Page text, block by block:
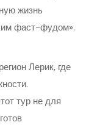
жизнь
фаст-фудом».
Лерик, где
тур не для